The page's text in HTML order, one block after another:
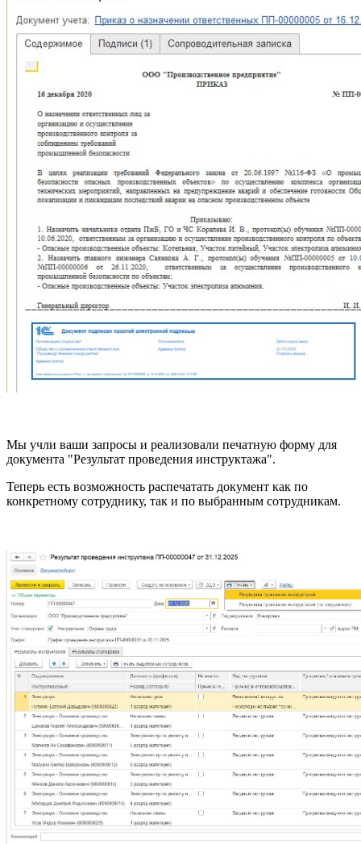
Мы учли ваши запросы и реализовали печатную форму для
документа "Результат проведения инструктажа".
Теперь есть возможность распечатать документ как по
конкретному сотруднику, так и по выбранным сотрудникам.